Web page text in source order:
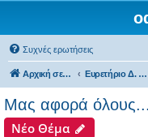
Συχνές ερωτήσεις
Αρχική σελίδα Ευρετήριο Δ. Συζήτησης
Μας αφορά όλους...
Νέο Θέμα